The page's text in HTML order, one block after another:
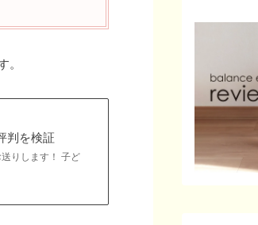
。
判を検証
りします！ 子ど